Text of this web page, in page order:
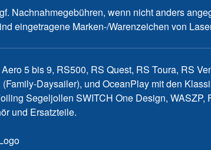
Nachnahmegebühren, wenn nicht anders
eingetragene Marken-/Warenzeichen von
5 bis 9, RS500, RS Quest, RS Toura, RS
Daysailer), und OceanPlay mit den
Segeljollen SWITCH One Design,
und Ersatzteile.